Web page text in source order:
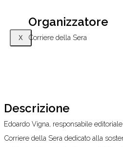
X
Organizzatore
Corriere della Sera
Descrizione
Edoardo Vigna, responsabile
Corriere della Sera dedicato alla